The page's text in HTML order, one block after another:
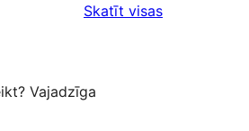
Skatīt visasatsauksmes
Vajadzīga